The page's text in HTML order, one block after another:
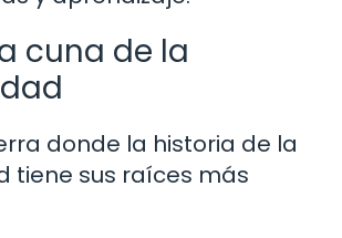
cuna de la
donde la historia de la
tiene sus raíces más